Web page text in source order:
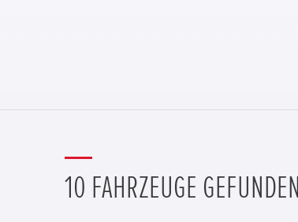
10 FAHRZEUGE GEFUNDEN